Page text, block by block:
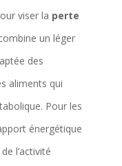
viser la perte
un léger
des
aliments qui
Pour les
énergétique
l’activité